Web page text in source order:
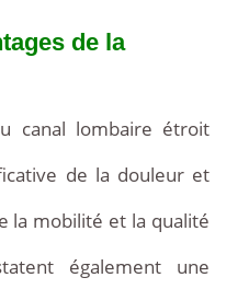
de la
canal lombaire étroit
de la douleur et
la mobilité et la qualité
également une